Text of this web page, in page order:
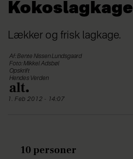
Kokoslagkage
Lækker og frisk lagkage.
Af: Bente Nissen Lundsgaard
Foto: Mikkel Adsbøl
Opskrift
Hendes Verden
1. Feb 2012 - 14:07
10 personer